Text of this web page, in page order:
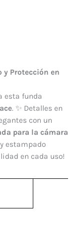
y Protección en
esta funda
. ✨ Detalles en
con un
para la cámara
estampado
en cada uso!